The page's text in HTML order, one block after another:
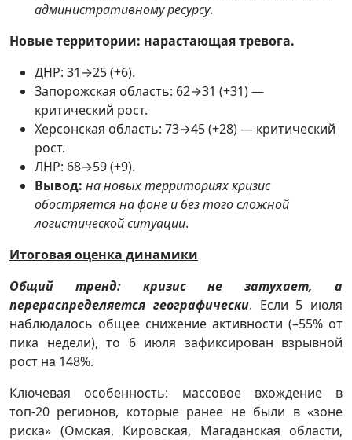
административному ресурсу.
Новые территории: нарастающая тревога.
ДНР: 31→25 (+6).
Запорожская область: 62→31 (+31) —
критический рост.
Херсонская область: 73→45 (+28) — критический
рост.
ЛНР: 68→59 (+9).
Вывод: на новых территориях кризис
обостряется на фоне и без того сложной
логистической ситуации.
Итоговая оценка динамики
Общий тренд: кризис не затухает, а
перераспределяется географически. Если 5 июля
наблюдалось общее снижение активности (–55% от
пика недели), то 6 июля зафиксирован взрывной
рост на 148%.
Ключевая особенность: массовое вхождение в
топ-20 регионов, которые ранее не были в «зоне
риска» (Омская, Кировская, Магаданская области,